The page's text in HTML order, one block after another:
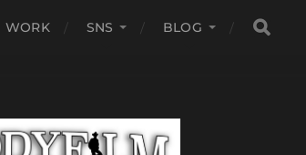
WORK SNS BLOG